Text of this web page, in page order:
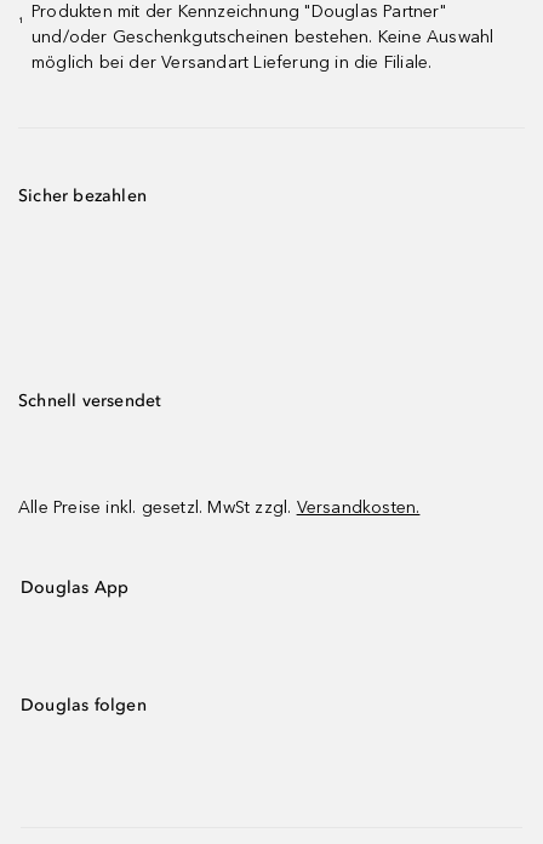
¹
Produkten mit der Kennzeichnung "Douglas Partner"
und/oder Geschenkgutscheinen bestehen. Keine Auswahl
möglich bei der Versandart Lieferung in die Filiale.
Sicher bezahlen
Schnell versendet
Alle Preise inkl. gesetzl. MwSt zzgl. Versandkosten.
Douglas App
Douglas folgen